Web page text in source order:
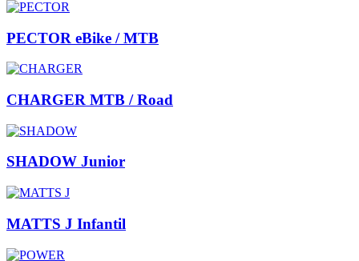
PECTOR eBike / MTB
CHARGER MTB / Road
SHADOW Junior
MATTS J Infantil